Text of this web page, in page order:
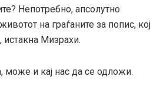
Непотребно, апсолутно
на граѓаните за попис, кој
Мизрахи.
може и кај нас да се одложи.